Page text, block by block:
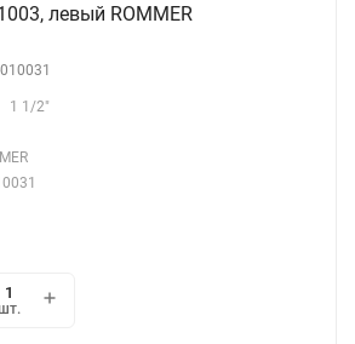
левый ROMMER
1 1/2"